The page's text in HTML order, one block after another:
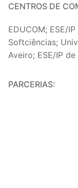
CENTROS DE
EDUCOM; ESE/
Softciências;
Aveiro; ESE/IP de
PARCERIAS: